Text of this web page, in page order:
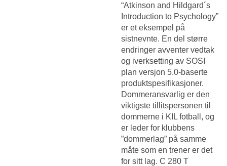
“Atkinson and Hildgard´s
Introduction to Psychology”
er et eksempel på
sistnevnte. En del større
endringer avventer vedtak
og iverksetting av SOSI
plan versjon 5.0-baserte
produktspesifikasjoner.
Dommeransvarlig er den
viktigste tillitspersonen til
dommerne i KIL fotball, og
er leder for klubbens
”dommerlag” på samme
måte som en trener er det
for sitt lag. C 280 T